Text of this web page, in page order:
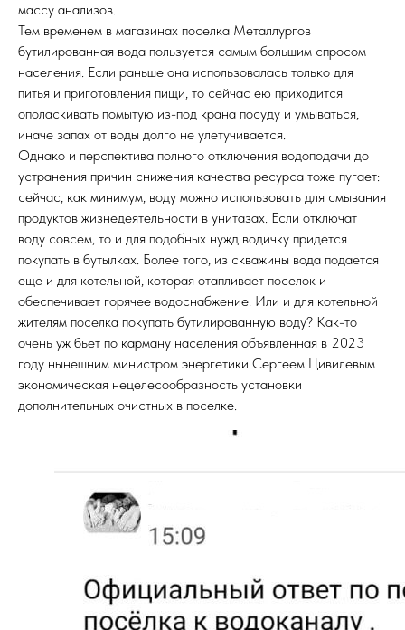
массу анализов.
Тем временем в магазинах поселка Металлургов
бутилированная вода пользуется самым большим спросом
населения. Если раньше она использовалась только для
питья и приготовления пищи, то сейчас ею приходится
ополаскивать помытую из-под крана посуду и умываться,
иначе запах от воды долго не улетучивается.
Однако и перспектива полного отключения водоподачи до
устранения причин снижения качества ресурса тоже пугает:
сейчас, как минимум, воду можно использовать для смывания
продуктов жизнедеятельности в унитазах. Если отключат
воду совсем, то и для подобных нужд водичку придется
покупать в бутылках. Более того, из скважины вода подается
еще и для котельной, которая отапливает поселок и
обеспечивает горячее водоснабжение. Или и для котельной
жителям поселка покупать бутилированную воду? Как-то
очень уж бьет по карману населения объявленная в 2023
году нынешним министром энергетики Сергеем Цивилевым
экономическая нецелесообразность установки
дополнительных очистных в поселке.